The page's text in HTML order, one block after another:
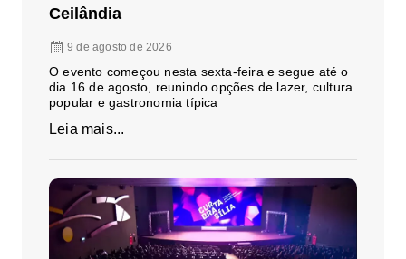
Ceilândia
9 de agosto de 2026
O evento começou nesta sexta-feira e segue até o
dia 16 de agosto, reunindo opções de lazer, cultura
popular e gastronomia típica
Leia mais...